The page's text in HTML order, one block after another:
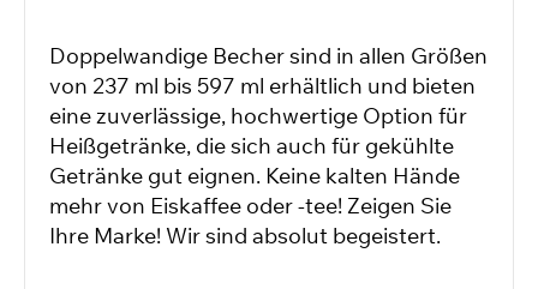
Doppelwandige Becher sind in allen Größen
von 237 ml bis 597 ml erhältlich und bieten
eine zuverlässige, hochwertige Option für
Heißgetränke, die sich auch für gekühlte
Getränke gut eignen. Keine kalten Hände
mehr von Eiskaffee oder -tee! Zeigen Sie
Ihre Marke! Wir sind absolut begeistert.